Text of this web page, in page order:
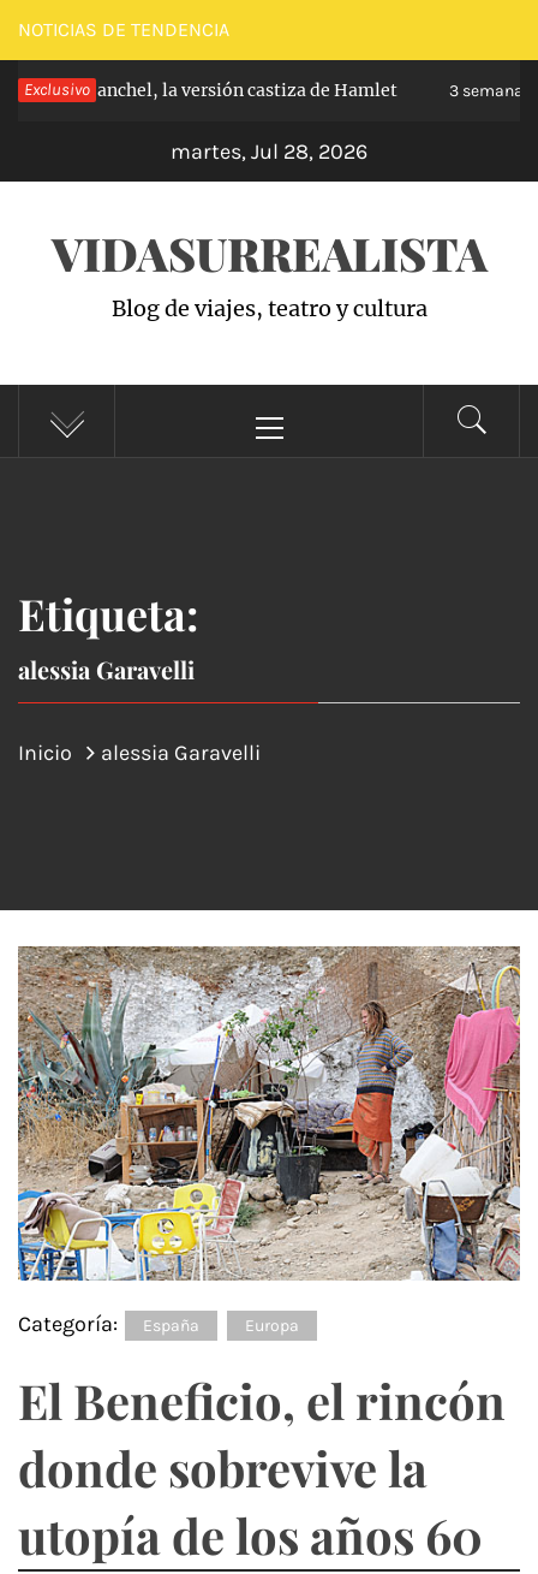
Saltar
al
contenido
NOTICIAS DE TENDENCIA
Exclusivo
de Carabanchel, la versión castiza de Hamlet 3 semanas
martes, Jul 28, 2026
VIDASURREALISTA
Blog de viajes, teatro y cultura
principal
Etiqueta:
alessia Garavelli
Inicio alessia Garavelli
Categoría: España Europa
El Beneficio, el rincón
donde sobrevive la
utopía de los años 60